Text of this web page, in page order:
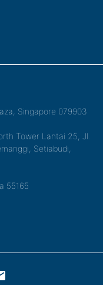
Singapore 079903
Tower Lantai 25, Jl.
Setiabudi,
55165